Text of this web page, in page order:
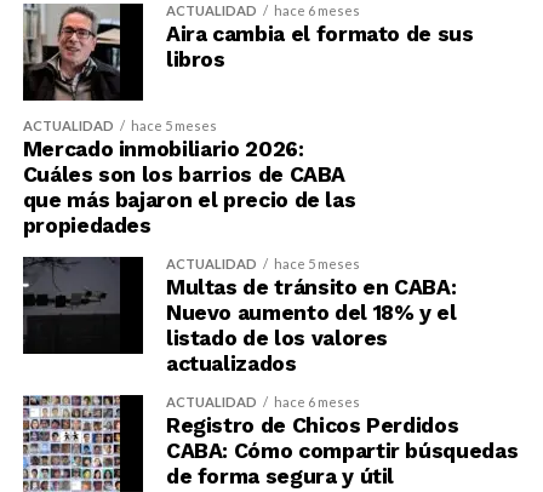
ACTUALIDAD hace 6 meses
Aira cambia el formato de sus
libros
ACTUALIDAD hace 5 meses
Mercado inmobiliario 2026:
Cuáles son los barrios de CABA
que más bajaron el precio de las
propiedades
ACTUALIDAD hace 5 meses
Multas de tránsito en CABA:
Nuevo aumento del 18% y el
listado de los valores
actualizados
ACTUALIDAD hace 6 meses
Registro de Chicos Perdidos
CABA: Cómo compartir búsquedas
de forma segura y útil